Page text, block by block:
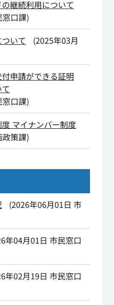
継続利用について
窓口課)
いて
(2025年03月
申請ができる証明
窓口課)
マイナンバー制度
政策課)
(2026年06月01日 市
年04月01日 市民窓口
年02月19日 市民窓口